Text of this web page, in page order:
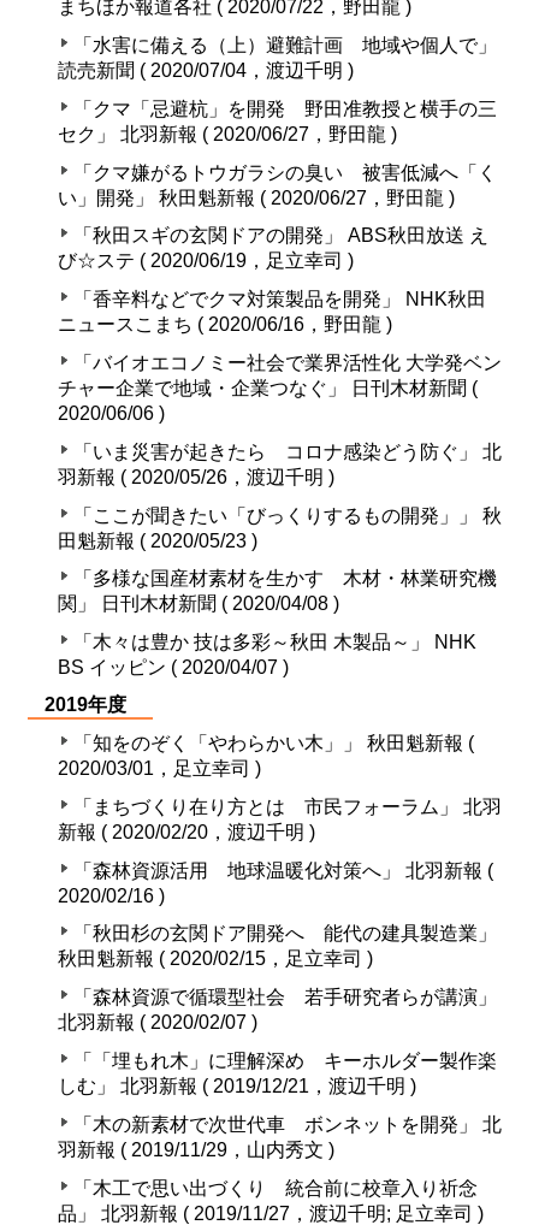
まちほか報道各社 ( 2020/07/22，野田龍 )
「水害に備える（上）避難計画 地域や個人で」
読売新聞 ( 2020/07/04，渡辺千明 )
「クマ「忌避杭」を開発 野田准教授と横手の三
セク」 北羽新報 ( 2020/06/27，野田龍 )
「クマ嫌がるトウガラシの臭い 被害低減へ「く
い」開発」 秋田魁新報 ( 2020/06/27，野田龍 )
「秋田スギの玄関ドアの開発」 ABS秋田放送 え
び☆ステ ( 2020/06/19，足立幸司 )
「香辛料などでクマ対策製品を開発」 NHK秋田
ニュースこまち ( 2020/06/16，野田龍 )
「バイオエコノミー社会で業界活性化 大学発ベン
チャー企業で地域・企業つなぐ」 日刊木材新聞 (
2020/06/06 )
「いま災害が起きたら コロナ感染どう防ぐ」 北
羽新報 ( 2020/05/26，渡辺千明 )
「ここが聞きたい「びっくりするもの開発」」 秋
田魁新報 ( 2020/05/23 )
「多様な国産材素材を生かす 木材・林業研究機
関」 日刊木材新聞 ( 2020/04/08 )
「木々は豊か 技は多彩～秋田 木製品～」 NHK
BS イッピン ( 2020/04/07 )
2019年度
「知をのぞく「やわらかい木」」 秋田魁新報 (
2020/03/01，足立幸司 )
「まちづくり在り方とは 市民フォーラム」 北羽
新報 ( 2020/02/20，渡辺千明 )
「森林資源活用 地球温暖化対策へ」 北羽新報 (
2020/02/16 )
「秋田杉の玄関ドア開発へ 能代の建具製造業」
秋田魁新報 ( 2020/02/15，足立幸司 )
「森林資源で循環型社会 若手研究者らが講演」
北羽新報 ( 2020/02/07 )
「「埋もれ木」に理解深め キーホルダー製作楽
しむ」 北羽新報 ( 2019/12/21，渡辺千明 )
「木の新素材で次世代車 ボンネットを開発」 北
羽新報 ( 2019/11/29，山内秀文 )
「木工で思い出づくり 統合前に校章入り祈念
品」 北羽新報 ( 2019/11/27，渡辺千明; 足立幸司 )